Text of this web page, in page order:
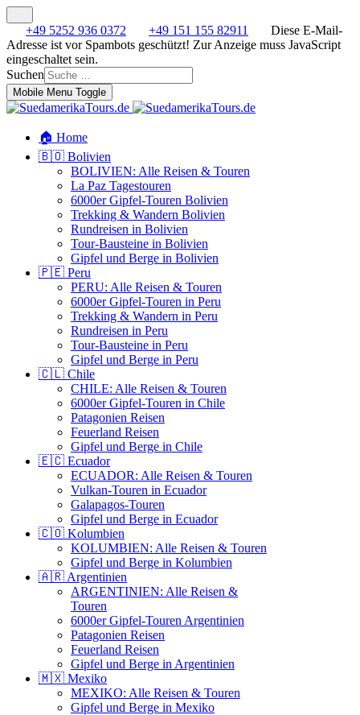
+49 5252 936 0372 +49 151 155 82911
Diese E-Mail-
Adresse ist vor Spambots geschützt! Zur Anzeige muss JavaScript
eingeschaltet sein.
Suchen
Mobile Menu Toggle
🏠 Home
🇧🇴 Bolivien
BOLIVIEN: Alle Reisen & Touren
La Paz Tagestouren
6000er Gipfel-Touren Bolivien
Trekking & Wandern Bolivien
Rundreisen in Bolivien
Tour-Bausteine in Bolivien
Gipfel und Berge in Bolivien
🇵🇪 Peru
PERU: Alle Reisen & Touren
6000er Gipfel-Touren in Peru
Trekking & Wandern in Peru
Rundreisen in Peru
Tour-Bausteine in Peru
Gipfel und Berge in Peru
🇨🇱 Chile
CHILE: Alle Reisen & Touren
6000er Gipfel-Touren in Chile
Patagonien Reisen
Feuerland Reisen
Gipfel und Berge in Chile
🇪🇨 Ecuador
ECUADOR: Alle Reisen & Touren
Vulkan-Touren in Ecuador
Galapagos-Touren
Gipfel und Berge in Ecuador
🇨🇴 Kolumbien
KOLUMBIEN: Alle Reisen & Touren
Gipfel und Berge in Kolumbien
🇦🇷 Argentinien
ARGENTINIEN: Alle Reisen &
Touren
6000er Gipfel-Touren Argentinien
Patagonien Reisen
Feuerland Reisen
Gipfel und Berge in Argentinien
🇲🇽 Mexiko
MEXIKO: Alle Reisen & Touren
Gipfel und Berge in Mexiko